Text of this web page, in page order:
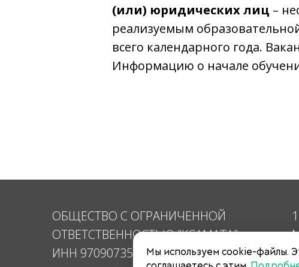
(или) юридических лиц –
реализуемым
всего календарного года.
Информацию о начале
ОБЩЕСТВО С ОГРАНИЧЕННОЙ
ОТВЕТСТВЕННОСТЬЮ "КСАМАТА"
ИНН 9709073598Мы используем cookie-файлы.